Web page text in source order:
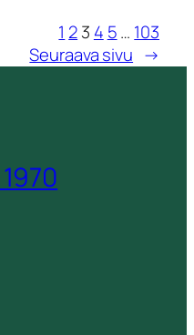
1 23 4 5… 103
Seuraava sivu →